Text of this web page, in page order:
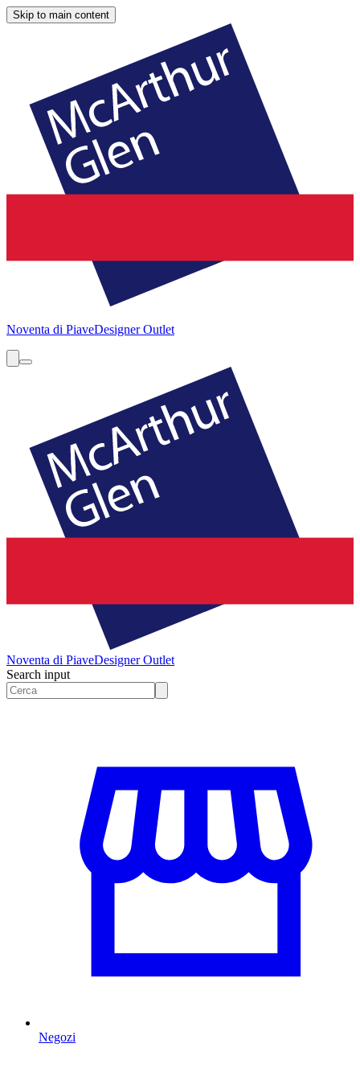
Skip to main content
Noventa di PiaveDesigner Outlet
Noventa di PiaveDesigner Outlet
Search input
Negozi